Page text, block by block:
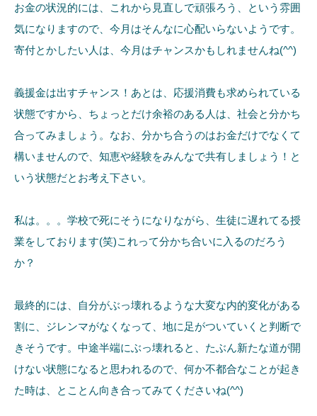
お金の状況的には、これから見直しで頑張ろう、という雰囲
気になりますので、今月はそんなに心配いらないようです。
寄付とかしたい人は、今月はチャンスかもしれませんね(^^)
義援金は出すチャンス！あとは、応援消費も求められている
状態ですから、ちょっとだけ余裕のある人は、社会と分かち
合ってみましょう。なお、分かち合うのはお金だけでなくて
構いませんので、知恵や経験をみんなで共有しましょう！と
いう状態だとお考え下さい。
私は。。。学校で死にそうになりながら、生徒に遅れてる授
業をしております(笑)これって分かち合いに入るのだろう
か？
最終的には、自分がぶっ壊れるような大変な内的変化がある
割に、ジレンマがなくなって、地に足がついていくと判断で
きそうです。中途半端にぶっ壊れると、たぶん新たな道が開
けない状態になると思われるので、何か不都合なことが起き
た時は、とことん向き合ってみてくださいね(^^)